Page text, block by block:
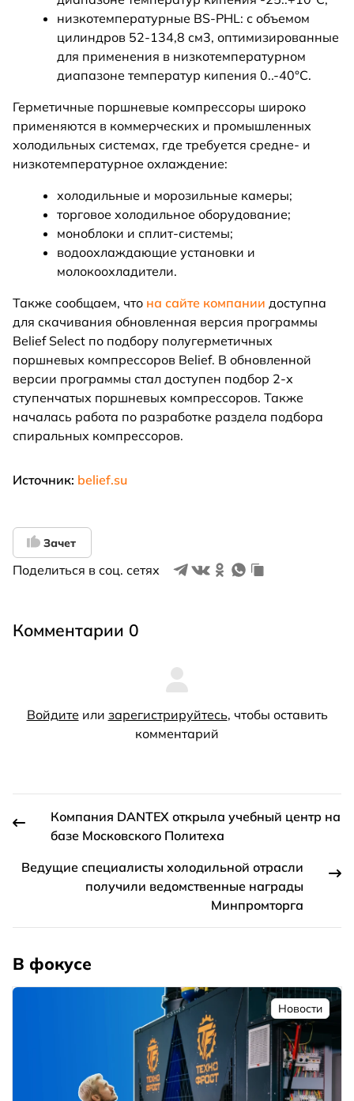
низкотемпературные BS-PHL: с объемом
цилиндров 52-134,8 см3, оптимизированные
для применения в низкотемпературном
диапазоне температур кипения 0..-40°C.
Герметичные поршневые компрессоры широко
применяются в коммерческих и промышленных
холодильных системах, где требуется средне- и
низкотемпературное охлаждение:
холодильные и морозильные камеры;
торговое холодильное оборудование;
моноблоки и сплит-системы;
водоохлаждающие установки и
молокоохладители.
Также сообщаем, что на сайте компании доступна
для скачивания обновленная версия программы
Belief Select по подбору полугерметичных
поршневых компрессоров Belief. В обновленной
версии программы стал доступен подбор 2-х
ступенчатых поршневых компрессоров. Также
началась работа по разработке раздела подбора
спиральных компрессоров.
Источник: belief.su
Зачет
Поделиться в соц. сетях
Комментарии 0
Войдите или зарегистрируйтесь, чтобы оставить
комментарий
Компания DANTEX открыла учебный центр на
базе Московского Политеха
Ведущие специалисты холодильной отрасли
получили ведомственные награды
Минпромторга
В фокусе
Новости